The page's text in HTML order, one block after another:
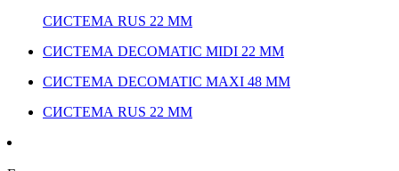
СИСТЕМА RUS 22 ММ
СИСТЕМА DECOMATIC MIDI 22 ММ
СИСТЕМА DECOMATIC MAXI 48 ММ
СИСТЕМА RUS 22 ММ